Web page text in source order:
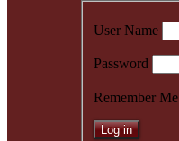
User Name
Password
Remember Me